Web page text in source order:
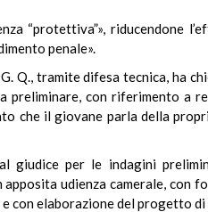
“protettiva”», riducendone
penale».
Q., tramite difesa tecnica, ha
preliminare, con riferimento a
che il giovane parla della
giudice per le indagini
udienza camerale, con
con elaborazione del progetto